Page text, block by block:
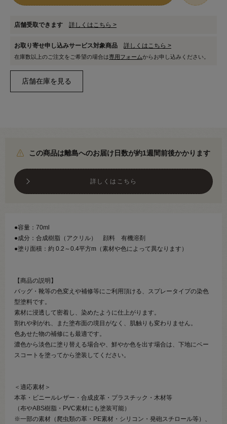
店舗受取できます 詳しくはこちら >
お取り寄せ申し込みサービス対象商品 詳しくはこちら >
在庫数以上のご注文をご希望の場合は専用フォームからお申し込みください。
この商品は離島へのお届け日数が約1週間前後かかります
詳しくはこちら
●容量：70ml
●成分：合成樹脂（アクリル） 顔料 有機溶剤
●塗り面積：約 0.2～0.4平方m（素材や色によって異なります）
【商品の説明】
バッグ・靴等の色変えや補修等にご利用頂ける、スプレータイプの染色
型塗料です。
素材に浸透して密着し、染めたように仕上がります。
割れや剥がれ、また塗布面の境目がなく、肌触りも変わりません。
色あせた物の補修にも最適です。
濃色から淡色に塗り替える場合や、鮮やか色を出す場合は、下地にベー
スコートを塗ってから塗装してください。
＜適応素材＞
本革・ビニールレザー・合成皮革・プラスチック・木材等
（布やABS樹脂・PVC素材にも塗装可能）
※一部の素材（爬虫類の革・PE素材・シリコン・発砲スチロール等）、